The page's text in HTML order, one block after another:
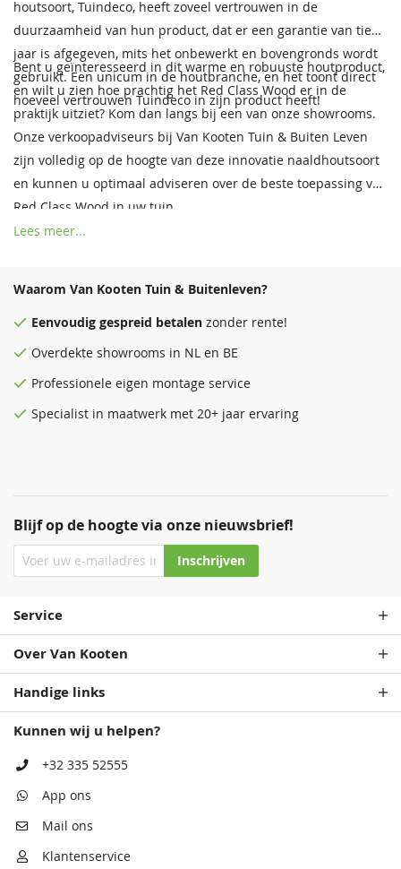
houtsoort, Tuindeco, heeft zoveel vertrouwen in de
duurzaamheid van hun product, dat er een garantie van tien
jaar is afgegeven, mits het onbewerkt en bovengronds wordt
gebruikt. Een unicum in de houtbranche, en het toont direct
hoeveel vertrouwen Tuindeco in zijn product heeft!
Bent u geïnteresseerd in dit warme en robuuste houtproduct,
en wilt u zien hoe prachtig het Red Class Wood er in de
praktijk uitziet? Kom dan langs bij een van onze showrooms.
Onze verkoopadviseurs bij Van Kooten Tuin & Buiten Leven
zijn volledig op de hoogte van deze innovatie naaldhoutsoort
en kunnen u optimaal adviseren over de beste toepassing van
Red Class Wood in uw tuin.
Lees meer...
Blijf op de hoogte via onze nieuwsbrief!
Inschrijven
Waarom Van Kooten Tuin & Buitenleven?
Eenvoudig gespreid betalen zonder rente!
Overdekte showrooms in NL en BE
Professionele eigen montage service
Specialist in maatwerk met 20+ jaar ervaring
Service
Over Van Kooten
Handige links
Kunnen wij u helpen?
+32 335 52555
App ons
Mail ons
Klantenservice